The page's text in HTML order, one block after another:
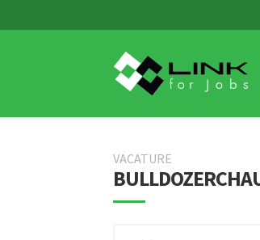
to
navigation
to
content
VACATURE